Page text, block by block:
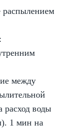
между
расход воды
1 мин на